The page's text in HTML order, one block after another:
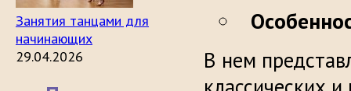
Занятия танцами для
начинающих
29.04.2026
В нем